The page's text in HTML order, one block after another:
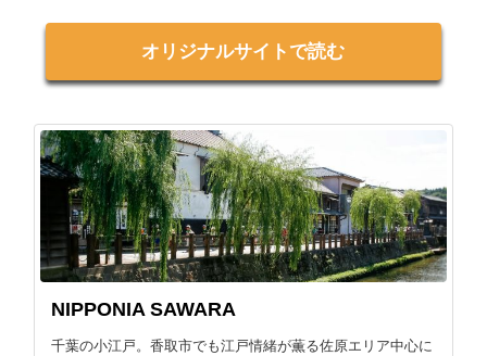
オリジナルサイトで読む
NIPPONIA SAWARA
千葉の小江戸。香取市でも江戸情緒が薫る佐原エリア中心に